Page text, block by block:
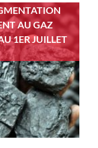
AU GAZ
1ER JUILLET